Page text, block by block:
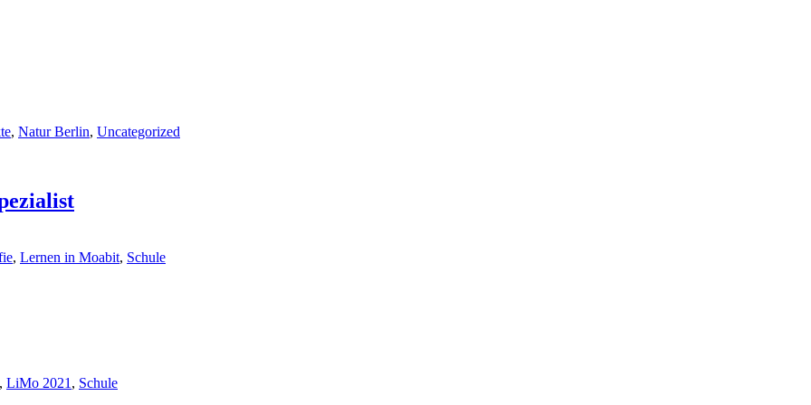
, Natur Berlin, Uncategorized
, Lernen in Moabit, Schule
, LiMo 2021 , Schule